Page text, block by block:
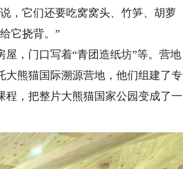
，它们还要吃窝窝头、竹笋、胡萝
它挠背。”
，门口写着“青团造纸坊”等。营地
熊猫国际溯源营地，他们组建了专
程，把整片大熊猫国家公园变成了一